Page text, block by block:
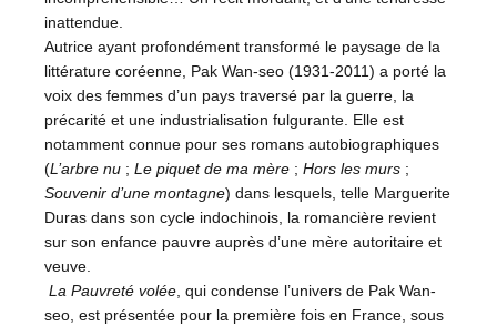
inattendue.
Autrice ayant profondément transformé le paysage de la
littérature coréenne, Pak Wan-seo (1931-2011) a porté la
voix des femmes d’un pays traversé par la guerre, la
précarité et une industrialisation fulgurante. Elle est
notamment connue pour ses romans autobiographiques
(L’arbre nu ; Le piquet de ma mère ; Hors les murs ;
Souvenir d’une montagne) dans lesquels, telle Marguerite
Duras dans son cycle indochinois, la romancière revient
sur son enfance pauvre auprès d’une mère autoritaire et
veuve.
La Pauvreté volée, qui condense l’univers de Pak Wan-
seo, est présentée pour la première fois en France, sous